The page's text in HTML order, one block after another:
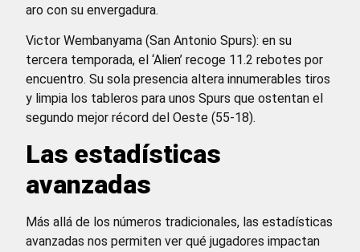
aro con su envergadura.
Victor Wembanyama (San Antonio Spurs): en su
tercera temporada, el ‘Alien’ recoge 11.2 rebotes por
encuentro. Su sola presencia altera innumerables tiros
y limpia los tableros para unos Spurs que ostentan el
segundo mejor récord del Oeste (55-18).
Las estadísticas
avanzadas
Más allá de los números tradicionales, las estadísticas
avanzadas nos permiten ver qué jugadores impactan